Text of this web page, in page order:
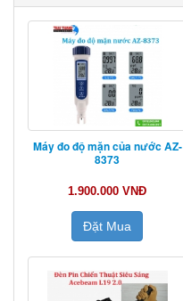
Máy đo độ mặn của nước AZ-
8373
1.900.000 VNĐ
Đặt Mua